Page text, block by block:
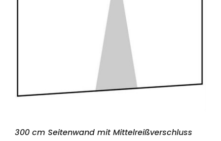
300 cm Seitenwand mit Mittelreißverschluss